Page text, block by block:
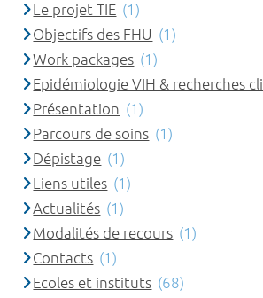
Le projet TIE (1)
Objectifs des FHU (1)
Work packages (1)
Epidémiologie VIH & recherches
Présentation (1)
Parcours de soins (1)
Dépistage (1)
Liens utiles (1)
Actualités (1)
Modalités de recours (1)
Contacts (1)
Ecoles et instituts (68)